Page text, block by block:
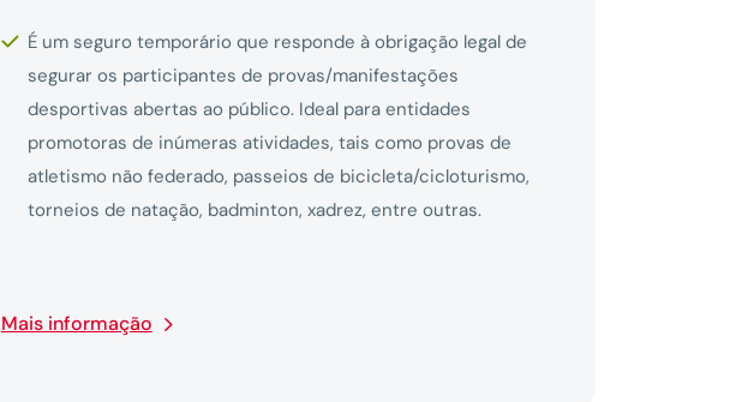
É um seguro temporário que responde à obrigação legal de
segurar os participantes de provas/manifestações
desportivas abertas ao público. Ideal para entidades
promotoras de inúmeras atividades, tais como provas de
atletismo não federado, passeios de bicicleta/cicloturismo,
torneios de natação, badminton, xadrez, entre outras.
Mais informação